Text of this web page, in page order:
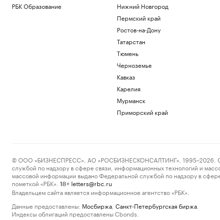
РБК Образование
Нижний Новгород
Пермский край
Ростов-на-Дону
Татарстан
Тюмень
Черноземье
Кавказ
Карелия
Мурманск
Приморский край
© ООО «БИЗНЕСПРЕСС», АО «РОСБИЗНЕСКОНСАЛТИНГ», 1995–2026.
службой по надзору в сфере связи, информационных технологий и
массовой информации выдано Федеральной службой по надзору в
пометкой «РБК».
18+ letters@rbc.ru
Владельцем сайта является информационное агентство «РБК».
Данные предоставлены: Мосбиржа Санкт-Петербургская биржа
Индексы облигаций предоставлены Cbonds.